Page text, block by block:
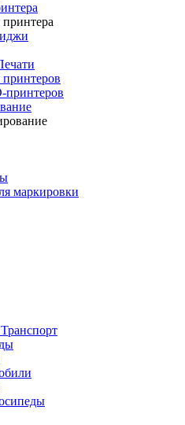
принтеров
маркировки